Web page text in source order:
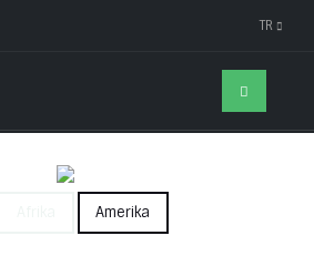
TR
Amerika